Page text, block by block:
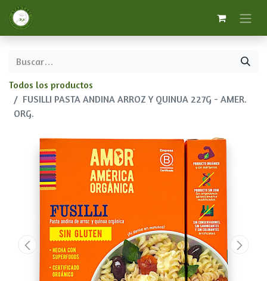
Todos los productos
FUSILLI PASTA ANDINA ARROZ Y QUINUA 227G - AMER.
ORG.